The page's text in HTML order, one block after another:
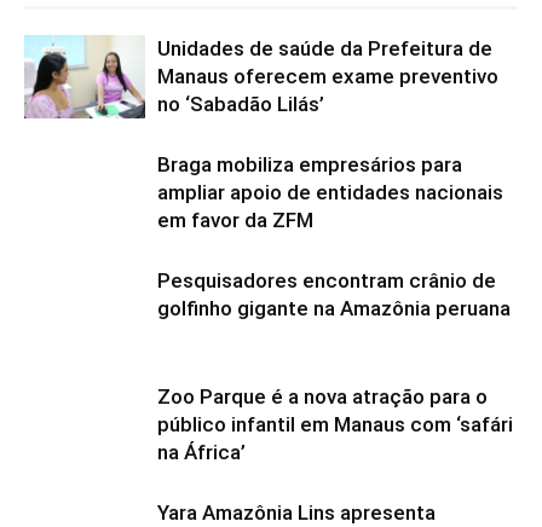
Unidades de saúde da Prefeitura de
Manaus oferecem exame preventivo
no ‘Sabadão Lilás’
Braga mobiliza empresários para
ampliar apoio de entidades nacionais
em favor da ZFM
Pesquisadores encontram crânio de
golfinho gigante na Amazônia peruana
Zoo Parque é a nova atração para o
público infantil em Manaus com ‘safári
na África’
Yara Amazônia Lins apresenta